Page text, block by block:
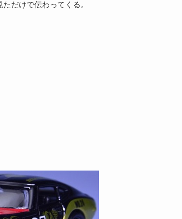
だけで伝わってくる。